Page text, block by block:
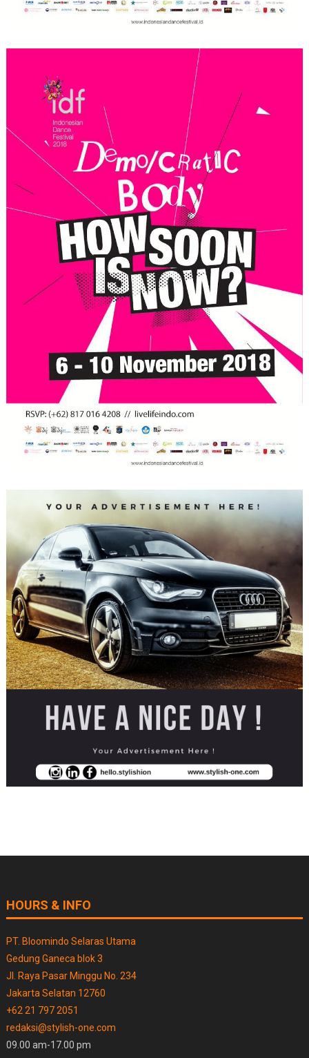
HOURS & INFO
PT. Bloomindo Selaras Utama
Gedung Ganeca blok 3
Jl. Raya Pasar Minggu No. 234
Jakarta Selatan 12760
+62 21 797 2051
redaksi@stylish-one.com
09.00 am-17.00 pm